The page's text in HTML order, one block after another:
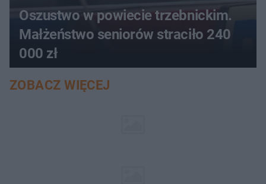
Oszustwo w powiecie trzebnickim.
Małżeństwo seniorów straciło 240
000 zł
ZOBACZ WIĘCEJ